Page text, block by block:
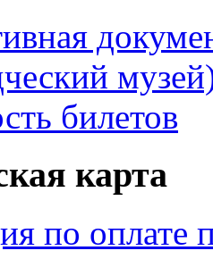
билетов
карта
по оплате